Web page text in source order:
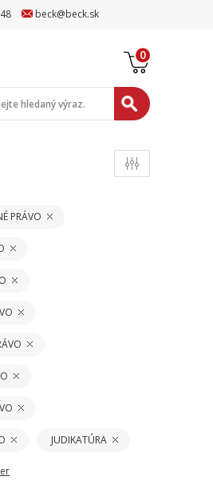
beck@beck.sk
0
PRÁVO
JUDIKATÚRA